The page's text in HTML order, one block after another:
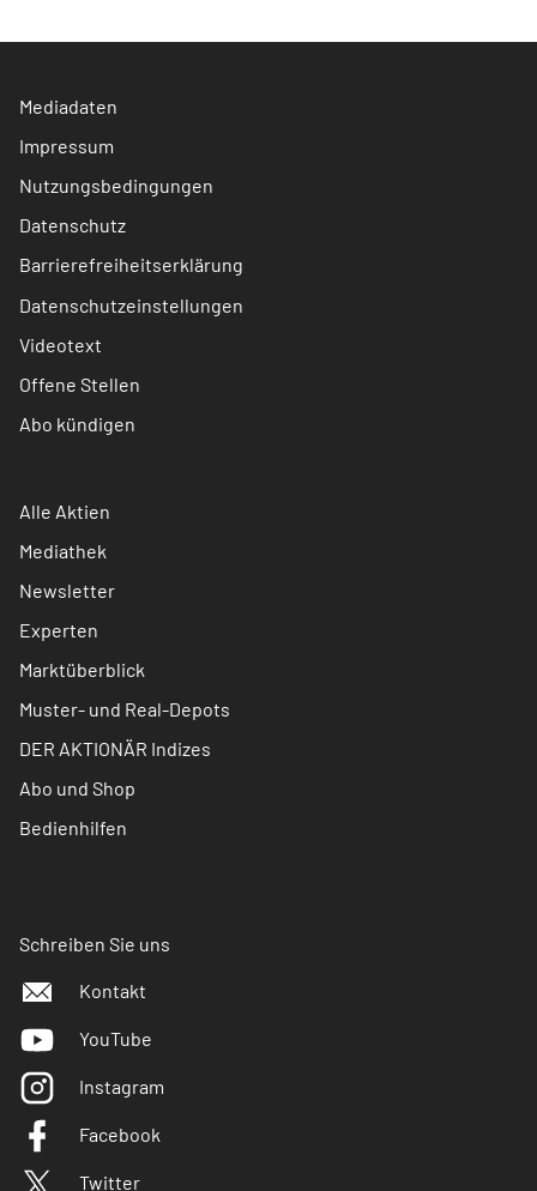
Mediadaten
Impressum
Nutzungsbedingungen
Datenschutz
Barrierefreiheitserklärung
Datenschutzeinstellungen
Videotext
Offene Stellen
Abo kündigen
Alle Aktien
Mediathek
Newsletter
Experten
Marktüberblick
Muster- und Real-Depots
DER AKTIONÄR Indizes
Abo und Shop
Bedienhilfen
Schreiben Sie uns
Kontakt
YouTube
Instagram
Facebook
Twitter